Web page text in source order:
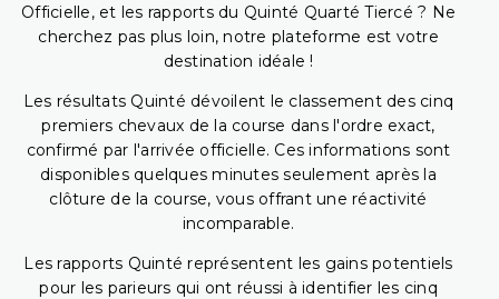
Officielle, et les rapports du Quinté Quarté Tiercé ? Ne
cherchez pas plus loin, notre plateforme est votre
destination idéale !
Les résultats Quinté dévoilent le classement des cinq
premiers chevaux de la course dans l'ordre exact,
confirmé par l'arrivée officielle. Ces informations sont
disponibles quelques minutes seulement après la
clôture de la course, vous offrant une réactivité
incomparable.
Les rapports Quinté représentent les gains potentiels
pour les parieurs qui ont réussi à identifier les cinq